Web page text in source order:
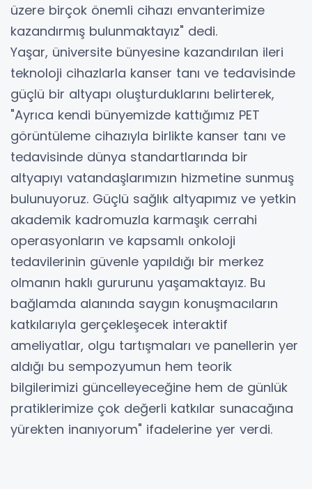
üzere birçok önemli cihazı envanterimize
kazandırmış bulunmaktayız" dedi.
Yaşar, üniversite bünyesine kazandırılan ileri
teknoloji cihazlarla kanser tanı ve tedavisinde
güçlü bir altyapı oluşturduklarını belirterek,
"Ayrıca kendi bünyemizde kattığımız PET
görüntüleme cihazıyla birlikte kanser tanı ve
tedavisinde dünya standartlarında bir
altyapıyı vatandaşlarımızın hizmetine sunmuş
bulunuyoruz. Güçlü sağlık altyapımız ve yetkin
akademik kadromuzla karmaşık cerrahi
operasyonların ve kapsamlı onkoloji
tedavilerinin güvenle yapıldığı bir merkez
olmanın haklı gururunu yaşamaktayız. Bu
bağlamda alanında saygın konuşmacıların
katkılarıyla gerçekleşecek interaktif
ameliyatlar, olgu tartışmaları ve panellerin yer
aldığı bu sempozyumun hem teorik
bilgilerimizi güncelleyeceğine hem de günlük
pratiklerimize çok değerli katkılar sunacağına
yürekten inanıyorum" ifadelerine yer verdi.